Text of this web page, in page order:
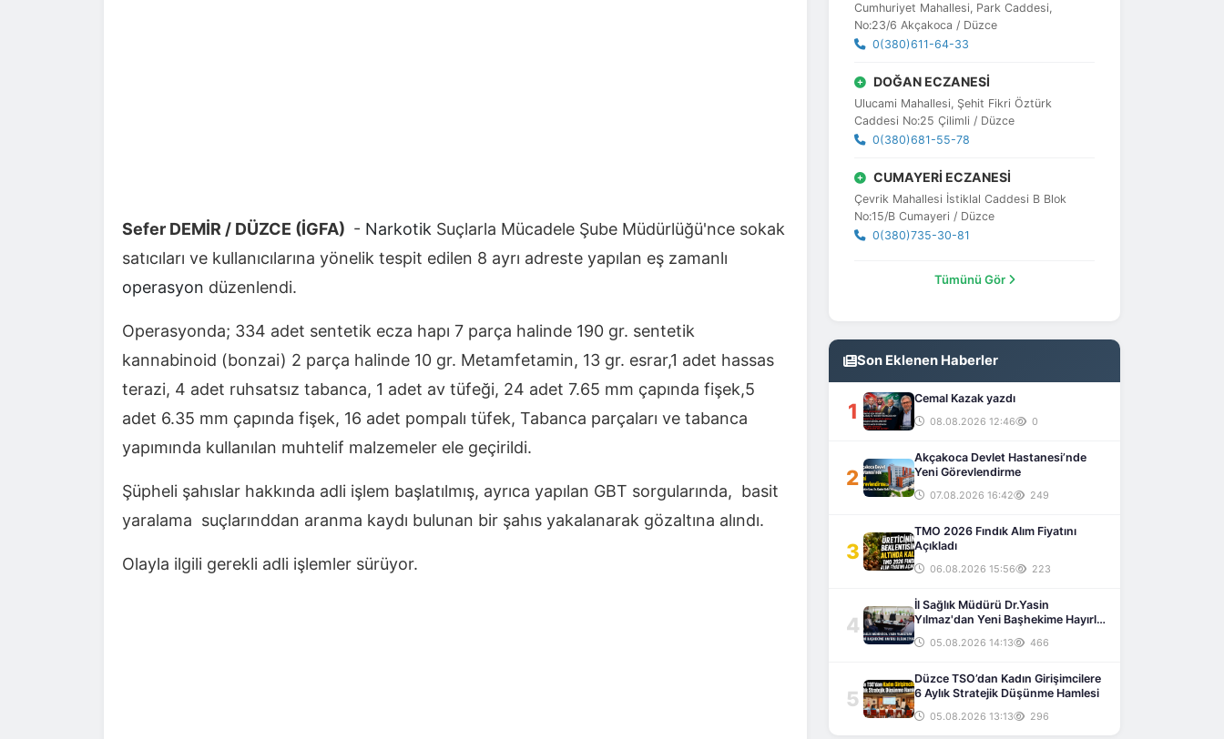
Sefer DEMİR / DÜZCE (İGFA) - Narkotik Suçlarla Mücadele Şube Müdürlüğü'nce sokak
satıcıları ve kullanıcılarına yönelik tespit edilen 8 ayrı adreste yapılan eş zamanlı
operasyon düzenlendi.
Operasyonda; 334 adet sentetik ecza hapı 7 parça halinde 190 gr. sentetik
kannabinoid (bonzai) 2 parça halinde 10 gr. Metamfetamin, 13 gr. esrar,1 adet hassas
terazi, 4 adet ruhsatsız tabanca, 1 adet av tüfeği, 24 adet 7.65 mm çapında fişek,5
adet 6.35 mm çapında fişek, 16 adet pompalı tüfek, Tabanca parçaları ve tabanca
yapımında kullanılan muhtelif malzemeler ele geçirildi.
Şüpheli şahıslar hakkında adli işlem başlatılmış, ayrıca yapılan GBT sorgularında, basit
yaralama suçlarınddan aranma kaydı bulunan bir şahıs yakalanarak gözaltına alındı.
Olayla ilgili gerekli adli işlemler sürüyor.
Cumhuriyet Mahallesi, Park Caddesi,
No:23/6 Akçakoca / Düzce
0(380)611-64-33
DOĞAN ECZANESİ
Ulucami Mahallesi, Şehit Fikri Öztürk
Caddesi No:25 Çilimli / Düzce
0(380)681-55-78
CUMAYERİ ECZANESİ
Çevrik Mahallesi İstiklal Caddesi B Blok
No:15/B Cumayeri / Düzce
0(380)735-30-81
Tümünü Gör
Son Eklenen Haberler
1
Cemal Kazak yazdı
08.08.2026 12:46 0
2
Akçakoca Devlet Hastanesi’nde
Yeni Görevlendirme
07.08.2026 16:42 249
3
TMO 2026 Fındık Alım Fiyatını
Açıkladı
06.08.2026 15:56 223
4
İl Sağlık Müdürü Dr.Yasin
Yılmaz'dan Yeni Başhekime Hayırlı
Olsun Ziyareti
05.08.2026 14:13 466
5
Düzce TSO’dan Kadın Girişimcilere
6 Aylık Stratejik Düşünme Hamlesi
05.08.2026 13:13 296